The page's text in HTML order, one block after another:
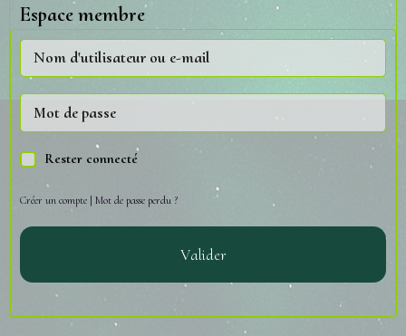
Espace membre
Rester connecté
Créer un compte | Mot de passe perdu ?
Valider